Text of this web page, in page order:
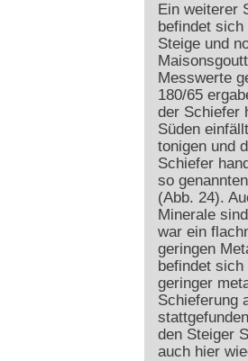
Ein weiterer
befindet
Steige und
Messwerte
180/65
der Schiefer
Süden
tonigen und
Schiefer
so
(Abb. 24).
Minerale
war ein
geringen
befindet
geringer
Schieferung
den Steiger
auch hier